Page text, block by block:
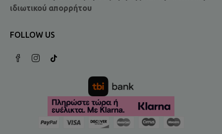
ιδιωτικού απορρήτου
FOLLOW US